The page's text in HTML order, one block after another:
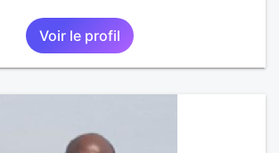
Voir le profil